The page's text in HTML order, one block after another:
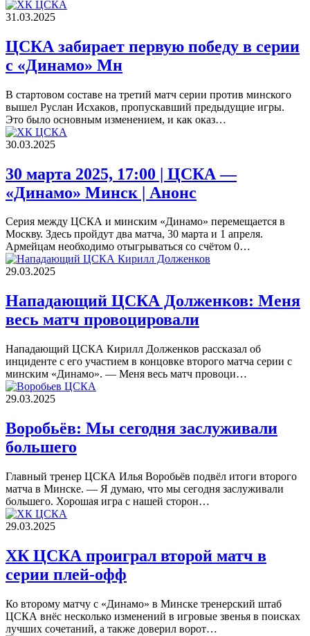
31.03.2025
ЦСКА забирает первую победу в серии
с «Динамо» Мн
В стартовом составе на третий матч серии против минского
вышел Руслан Исхаков, пропускавший предыдущие игры.
Это было основным изменением, и как оказ…
30.03.2025
30 марта 2025, 17:00 | ЦСКА —
«Динамо» Минск | Анонс
Серия между ЦСКА и минским «Динамо» перемещается в
Москву. Здесь пройдут два матча, 30 марта и 1 апреля.
Армейцам необходимо отыгрываться со счётом 0…
29.03.2025
Нападающий ЦСКА Долженков: Меня
весь матч провоцировали
Нападающий ЦСКА Кирилл Долженков рассказал об
инциденте с его участием в концовке второго матча серии с
минским «Динамо». — Меня весь матч провоци…
29.03.2025
Воробьёв: Мы сегодня заслуживали
большего
Главный тренер ЦСКА Илья Воробьёв подвёл итоги второго
матча в Минске. — Я думаю, что мы сегодня заслуживали
большего. Хорошая игра с нашей сторон…
29.03.2025
ХК ЦСКА проиграл второй матч в
серии плей-офф
Ко второму матчу с «Динамо» в Минске тренерский штаб
ЦСКА внёс несколько изменений в игровые звенья в поисках
лучших сочетаний, а также доверил ворот…